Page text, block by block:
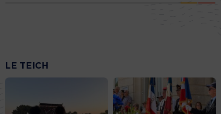
LE TEICH